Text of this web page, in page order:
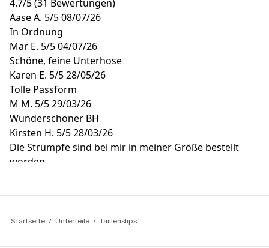
4.7/5(31 Bewertungen)
Aase A. 5/508/07/26
In Ordnung
Mar E. 5/504/07/26
Schöne, feine Unterhose
Karen E. 5/528/05/26
Tolle Passform
M M. 5/529/03/26
Wunderschöner BH
Kirsten H. 5/528/03/26
Die Strümpfe sind bei mir in meiner Größe bestellt
worden
Startseite Unterteile Taillenslips